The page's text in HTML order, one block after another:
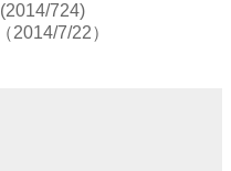
(2014/724)
（2014/7/22）